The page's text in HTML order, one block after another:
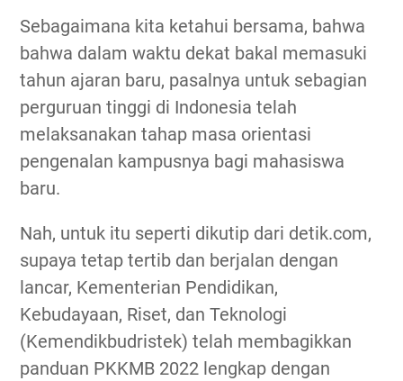
Sebagaimana kita ketahui bersama, bahwa
bahwa dalam waktu dekat bakal memasuki
tahun ajaran baru, pasalnya untuk sebagian
perguruan tinggi di Indonesia telah
melaksanakan tahap masa orientasi
pengenalan kampusnya bagi mahasiswa
baru.
Nah, untuk itu seperti dikutip dari detik.com,
supaya tetap tertib dan berjalan dengan
lancar, Kementerian Pendidikan,
Kebudayaan, Riset, dan Teknologi
(Kemendikbudristek) telah membagikkan
panduan PKKMB 2022 lengkap dengan